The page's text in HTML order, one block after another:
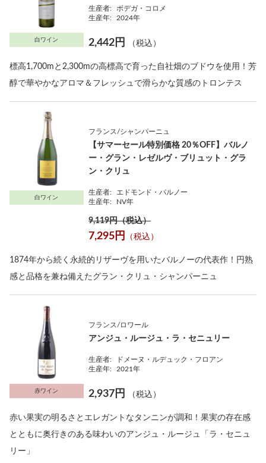
白ワイン
生産者:
ボデガ・コロメ
生産年:
2024年
2,442円 （税込）
標高1,700mと2,300mの高標高で育った自社畑のブドウを使用！芳
醇で華やかなアロマ＆フレッシュで滑らかな質感のトロンテス
白ワイン
フランス/シャンパーニュ
【サマーセール特別価格 20％OFF】バルノ
ー・グラン・レゼルヴ・ブリュット・グラ
ン・クリュ
生産者:
エドモンド・バルノー
生産年:
NV年
9,119円（税込）
7,295円 （税込）
1874年から続く永続的リザーヴを用いたバルノーの代表作！円熟
感と品格を兼ね備えたグラン・クリュ・シャンパーニュ
赤ワイン
フランス/ロワール
アンジュ・ルージュ・ラ・セニュリー
生産者:
ドメーヌ・ルデュック・フロアン
生産年:
2021年
2,937円 （税込）
赤い果実の明るさとエレガントなタンニンが調和！果実の存在感
とともに奥行きのある味わいのアンジュ・ルージュ「ラ・セニュ
リー」